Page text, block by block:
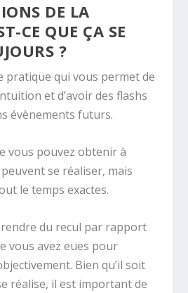
DE LA
CE QUE ÇA SE
?
pratique qui vous permet de
et d’avoir des flashs
évènements futurs.
vous pouvez obtenir à
se réaliser, mais
le temps exactes.
du recul par rapport
vous avez eues pour
Bien qu’il soit
réalise, il est important de